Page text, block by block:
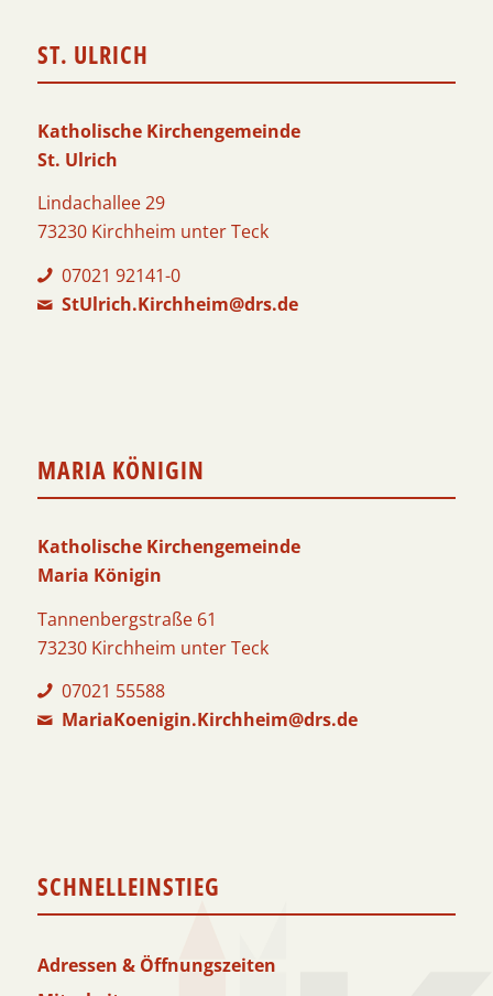
ST. ULRICH
Katholische Kirchengemeinde
St. Ulrich
Lindachallee 29
73230 Kirchheim unter Teck
07021 92141-0
StUlrich.Kirchheim@drs.de
MARIA KÖNIGIN
Katholische Kirchengemeinde
Maria Königin
Tannenbergstraße 61
73230 Kirchheim unter Teck
07021 55588
MariaKoenigin.Kirchheim@drs.de
SCHNELLEINSTIEG
Adressen & Öffnungszeiten